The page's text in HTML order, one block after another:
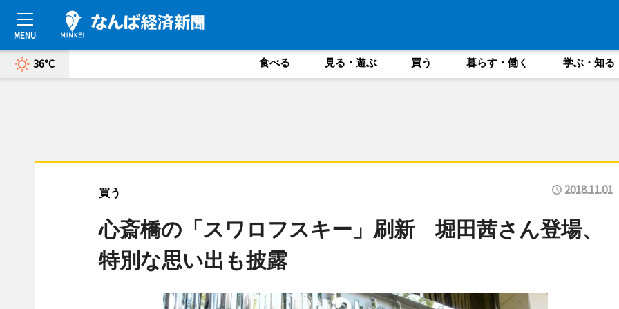
36°C 食べる 見る・遊ぶ 買う 暮らす・働く 学ぶ・知る
買う 2018.11.01
心斎橋の「スワロフスキー」刷新 堀田茜さん登場、
特別な思い出も披露